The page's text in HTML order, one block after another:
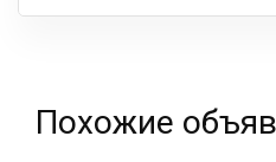
Ваша
Похожие